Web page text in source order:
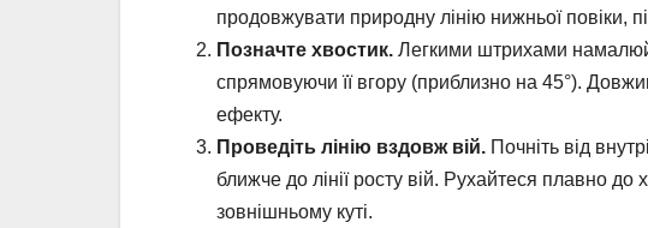
продовжувати природну лінію нижньої повіки,
Позначте хвостик. Легкими штрихами
спрямовуючи її вгору (приблизно на 45°).
ефекту.
Проведіть лінію вздовж вій. Почніть від
ближче до лінії росту вій. Рухайтеся плавно
зовнішньому куті.